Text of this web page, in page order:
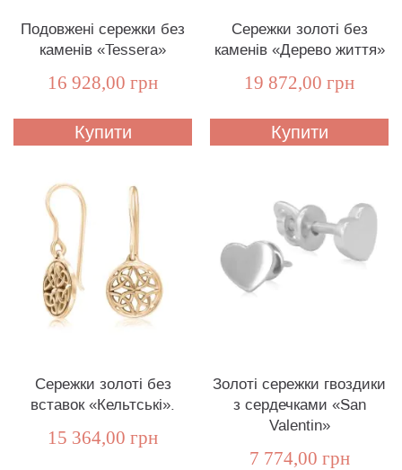
Подовжені сережки без
каменів «Tessera»
16 928,00 грн
Купити
Сережки золоті без
каменів «Дерево життя»
19 872,00 грн
Купити
Сережки золоті без
вставок «Кельтські».
15 364,00 грн
Золоті сережки гвоздики
з сердечками «San
Valentin»
7 774,00 грн